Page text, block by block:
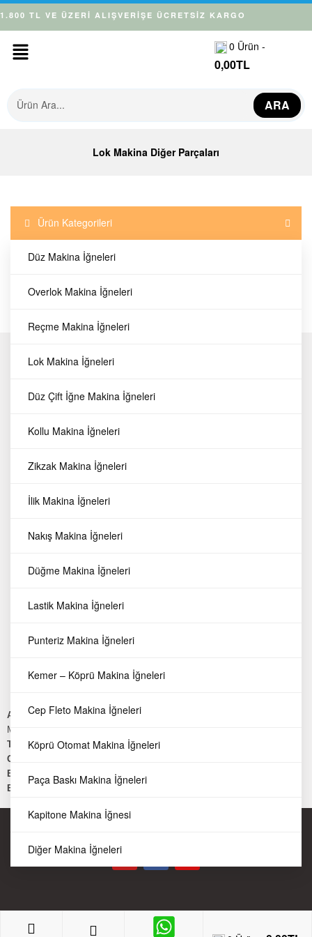
1.800 TL VE ÜZERİ ALIŞVERİŞE ÜCRETSİZ KARGO
0 Ürün -
0,00TL
ARA
Lok Makina Diğer Parçaları
Ürün Kategorileri
Düz Makina İğneleri
Overlok Makina İğneleri
Reçme Makina İğneleri
Lok Makina İğneleri
Düz Çift İğne Makina İğneleri
Kollu Makina İğneleri
Zikzak Makina İğneleri
İlik Makina İğneleri
Nakış Makina İğneleri
Düğme Makina İğneleri
Lastik Makina İğneleri
Punteriz Makina İğneleri
Kemer – Köprü Makina İğneleri
Cep Fleto Makina İğneleri
Köprü Otomat Makina İğneleri
Paça Baskı Makina İğneleri
Kapitone Makina İğnesi
Diğer Makina İğneleri
Hakkımızda
Favorilerim
Üye Ol
Mesafeli Satış Sözleşmesi
Kişisel Verilerin Korunması
Üyelik Sözleşmesi
Makina İğneleri
Makina Ekipmanları
Dikiş Makinaları
Adres:Keresteciler Sitesi Fatih cd. Güldalı Sk. No:7
Merter Güngören/ İSTANBUL
Telefon: 0212 502 45 06
GSM:
E-Mail:
yparca@kecoglumakina.com
E-Mail:
info@dikismakinaparca.com